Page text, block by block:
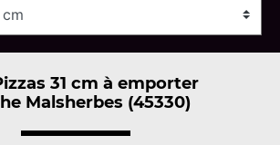
31 cm à emporter
Malsherbes (45330)